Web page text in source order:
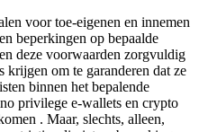
voor toe-eigenen en innemen
beperkingen op bepaalde
deze voorwaarden zorgvuldig
krijgen om te garanderen dat ze
binnen het bepalende
privilege e-wallets en crypto
. Maar, slechts, alleen,